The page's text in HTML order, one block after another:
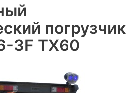
погрузчик
3F TX60